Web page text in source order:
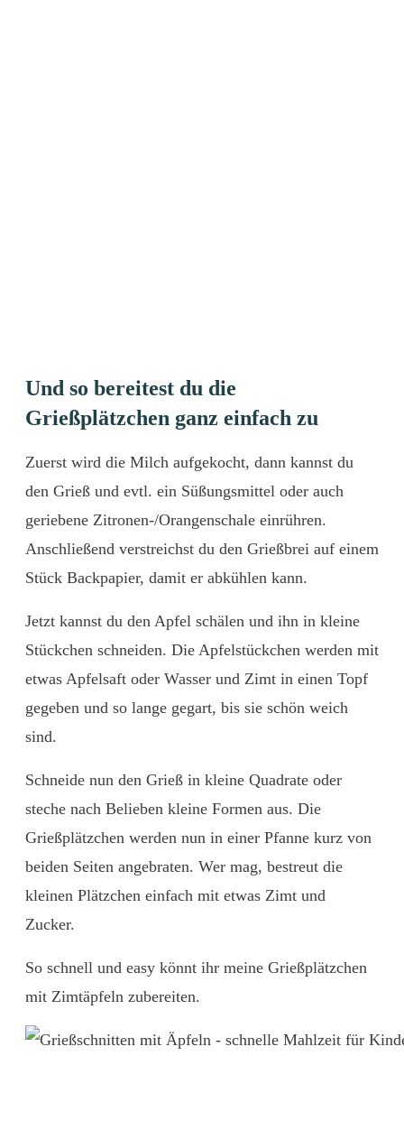
Und so bereitest du die
Grießplätzchen ganz einfach zu
Zuerst wird die Milch aufgekocht, dann kannst du
den Grieß und evtl. ein Süßungsmittel oder auch
geriebene Zitronen-/Orangenschale einrühren.
Anschließend verstreichst du den Grießbrei auf einem
Stück Backpapier, damit er abkühlen kann.
Jetzt kannst du den Apfel schälen und ihn in kleine
Stückchen schneiden. Die Apfelstückchen werden mit
etwas Apfelsaft oder Wasser und Zimt in einen Topf
gegeben und so lange gegart, bis sie schön weich
sind.
Schneide nun den Grieß in kleine Quadrate oder
steche nach Belieben kleine Formen aus. Die
Grießplätzchen werden nun in einer Pfanne kurz von
beiden Seiten angebraten. Wer mag, bestreut die
kleinen Plätzchen einfach mit etwas Zimt und
Zucker.
So schnell und easy könnt ihr meine Grießplätzchen
mit Zimtäpfeln zubereiten.